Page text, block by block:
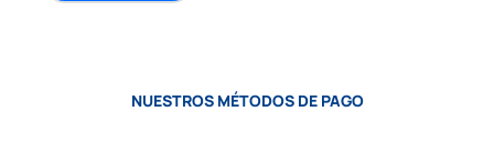
NUESTROS MÉTODOS DE PAGO